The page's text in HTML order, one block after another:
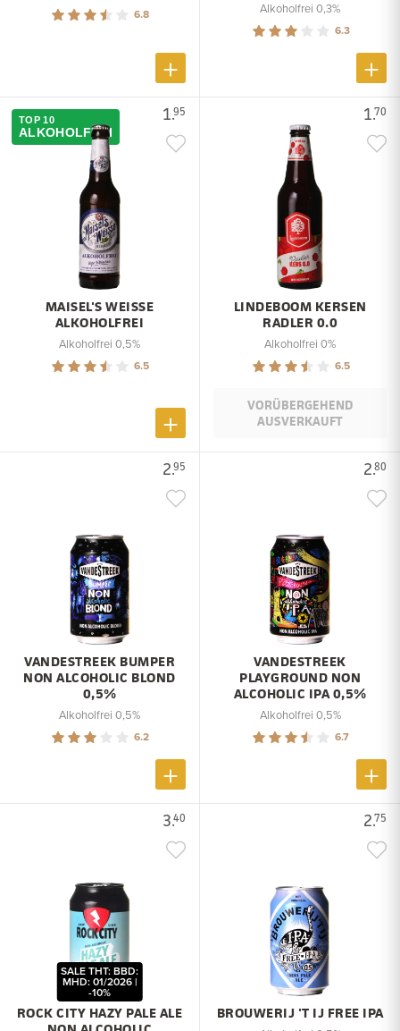
6.8 Alkoholfrei 0,3%
6.3
1.95
TOP 10
ALKOHOLFREI
MAISEL'S WEISSE
ALKOHOLFREI
Alkoholfrei 0,5%
6.5
1.70
LINDEBOOM KERSEN
RADLER 0.0
Alkoholfrei 0%
6.5
VORÜBERGEHEND
AUSVERKAUFT
2.95
VANDESTREEK BUMPER
NON ALCOHOLIC BLOND
0,5%
Alkoholfrei 0,5%
6.2
2.80
VANDESTREEK
PLAYGROUND NON
ALCOHOLIC IPA 0,5%
Alkoholfrei 0,5%
6.7
3.40
ROCK CITY HAZY PALE ALE
SALE THT: BBD:
MHD: 01/2026 |
-10%
2.75
BROUWERIJ 'T IJ FREE IPA